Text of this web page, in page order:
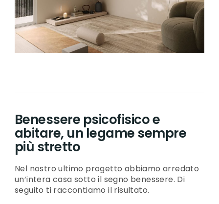
Benessere psicofisico e
abitare, un legame sempre
più stretto
Nel nostro ultimo progetto abbiamo arredato
un’intera casa sotto il segno benessere. Di
seguito ti raccontiamo il risultato.